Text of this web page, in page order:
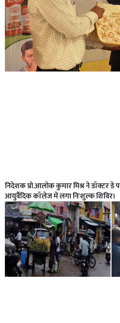
निदेशक प्रो.आलोक कुमार मिश्र ने डॉक्टर डे
आयुर्वैदिक कॉलेज में लगा निःशुल्क शिविर।